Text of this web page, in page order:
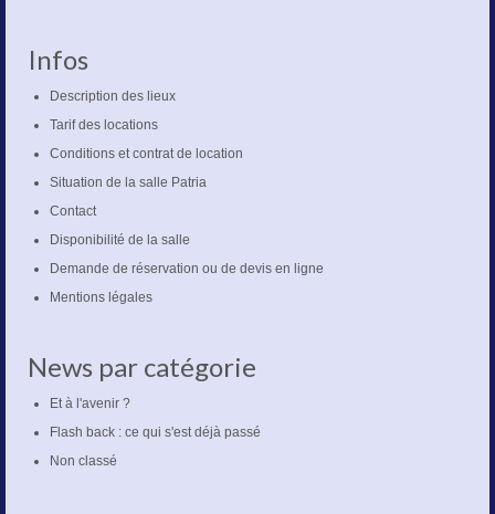
Infos
Description des lieux
Tarif des locations
Conditions et contrat de location
Situation de la salle Patria
Contact
Disponibilité de la salle
Demande de réservation ou de devis en ligne
Mentions légales
News par catégorie
Et à l'avenir ?
Flash back : ce qui s'est déjà passé
Non classé